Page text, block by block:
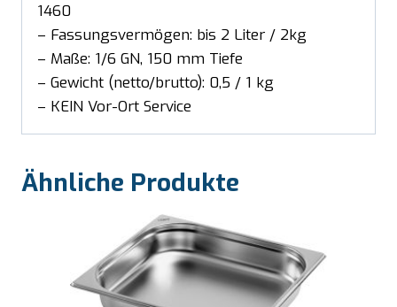
1460
– Fassungsvermögen: bis 2 Liter / 2kg
– Maße: 1/6 GN, 150 mm Tiefe
– Gewicht (netto/brutto): 0,5 / 1 kg
– KEIN Vor-Ort Service
Ähnliche Produkte